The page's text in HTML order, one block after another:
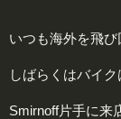
いつも海外を飛
しばらくはバイ
Smirnoff片手に来